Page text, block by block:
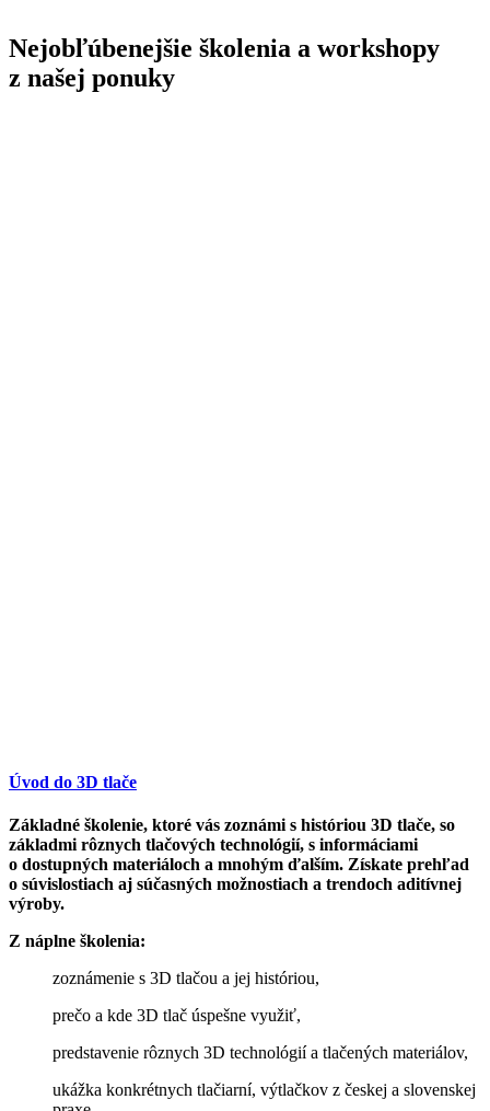
Nejobľúbenejšie školenia a workshopy
z našej ponuky
Úvod do 3D tlače
Základné školenie, ktoré vás zoznámi s históriou 3D tlače, so
základmi rôznych tlačových technológií, s informáciami
o dostupných materiáloch a mnohým ďalším. Získate prehľad
o súvislostiach aj súčasných možnostiach a trendoch aditívnej
výroby.
Z náplne školenia:
zoznámenie s 3D tlačou a jej históriou,
prečo a kde 3D tlač úspešne využiť,
predstavenie rôznych 3D technológií a tlačených materiálov,
ukážka konkrétnych tlačiarní, výtlačkov z českej a slovenskej